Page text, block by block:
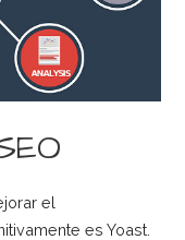
el
es Yoast.